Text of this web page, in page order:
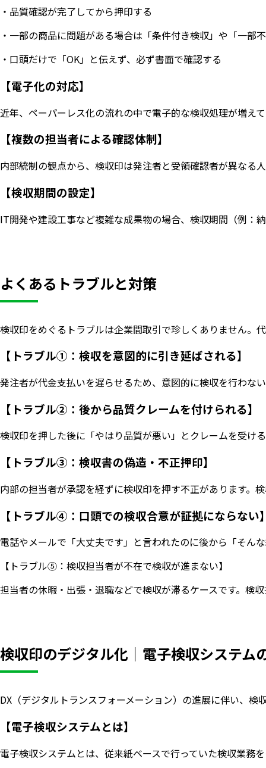
・品質確認が完了してから押印する
・一部の商品に問題がある場合は「条件付き検収」や「一部
・口頭だけで「OK」と伝えず、必ず書面で確認する
【電子化の対応】
近年、ペーパーレス化の流れの中で電子的な検収処理が増え
【複数の担当者による確認体制】
内部統制の観点から、検収印は発注者と受領確認者が異なる
【検収期間の設定】
IT開発や建設工事など複雑な成果物の場合、検収期間（例：
よくあるトラブルと対策
検収印をめぐるトラブルは企業間取引で珍しくありません。
【トラブル①：検収を意図的に引き延ばされる】
発注者が代金支払いを遅らせるため、意図的に検収を行わな
【トラブル②：後から品質クレームを付けられる】
検収印を押した後に「やはり品質が悪い」とクレームを受け
【トラブル③：検収書の偽造・不正押印】
内部の担当者が承認を経ずに検収印を押す不正があります。
【トラブル④：口頭での検収合意が証拠にならない
電話やメールで「大丈夫です」と言われたのに後から「そん
【トラブル⑤：検収担当者が不在で検収が進まない】
担当者の休暇・出張・退職などで検収が滞るケースです。検
検収印のデジタル化｜電子検収システム
DX（デジタルトランスフォーメーション）の進展に伴い、
【電子検収システムとは】
電子検収システムとは、従来紙ベースで行っていた検収業務